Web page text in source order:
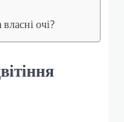
очі?